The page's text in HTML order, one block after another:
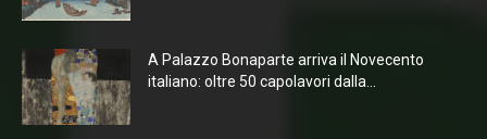
A Palazzo Bonaparte arriva il Novecento
italiano: oltre 50 capolavori dalla...